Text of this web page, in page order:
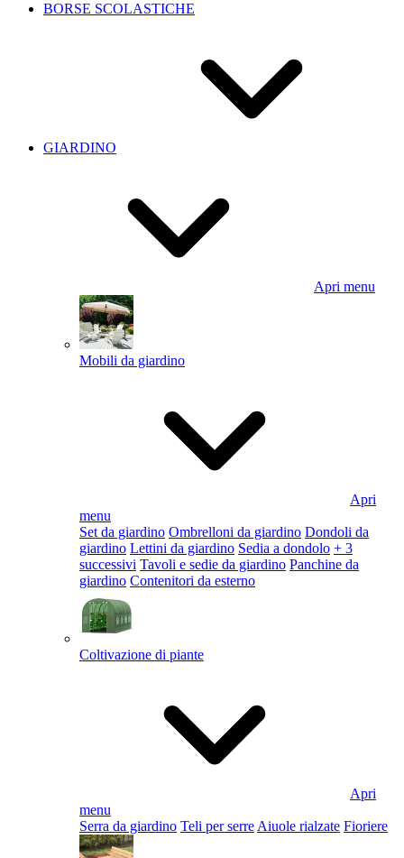
BORSE SCOLASTICHE
GIARDINO
Apri menu
Mobili da giardino
Apri
menu
Set da giardino Ombrelloni da giardino Dondoli da
giardino Lettini da giardino Sedia a dondolo + 3
successivi Tavoli e sedie da giardino Panchine da
giardino Contenitori da esterno
Coltivazione di piante
Apri
menu
Serra da giardino Teli per serre Aiuole rialzate Fioriere